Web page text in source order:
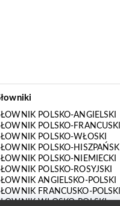
POLSKO-ANGIELSKI
POLSKO-FRANCUSKI
POLSKO-WŁOSKI
POLSKO-HISZPAŃSKI
POLSKO-NIEMIECKI
POLSKO-ROSYJSKI
ANGIELSKO-POLSKI
FRANCUSKO-POLSKI
WŁOSKO-POLSKI